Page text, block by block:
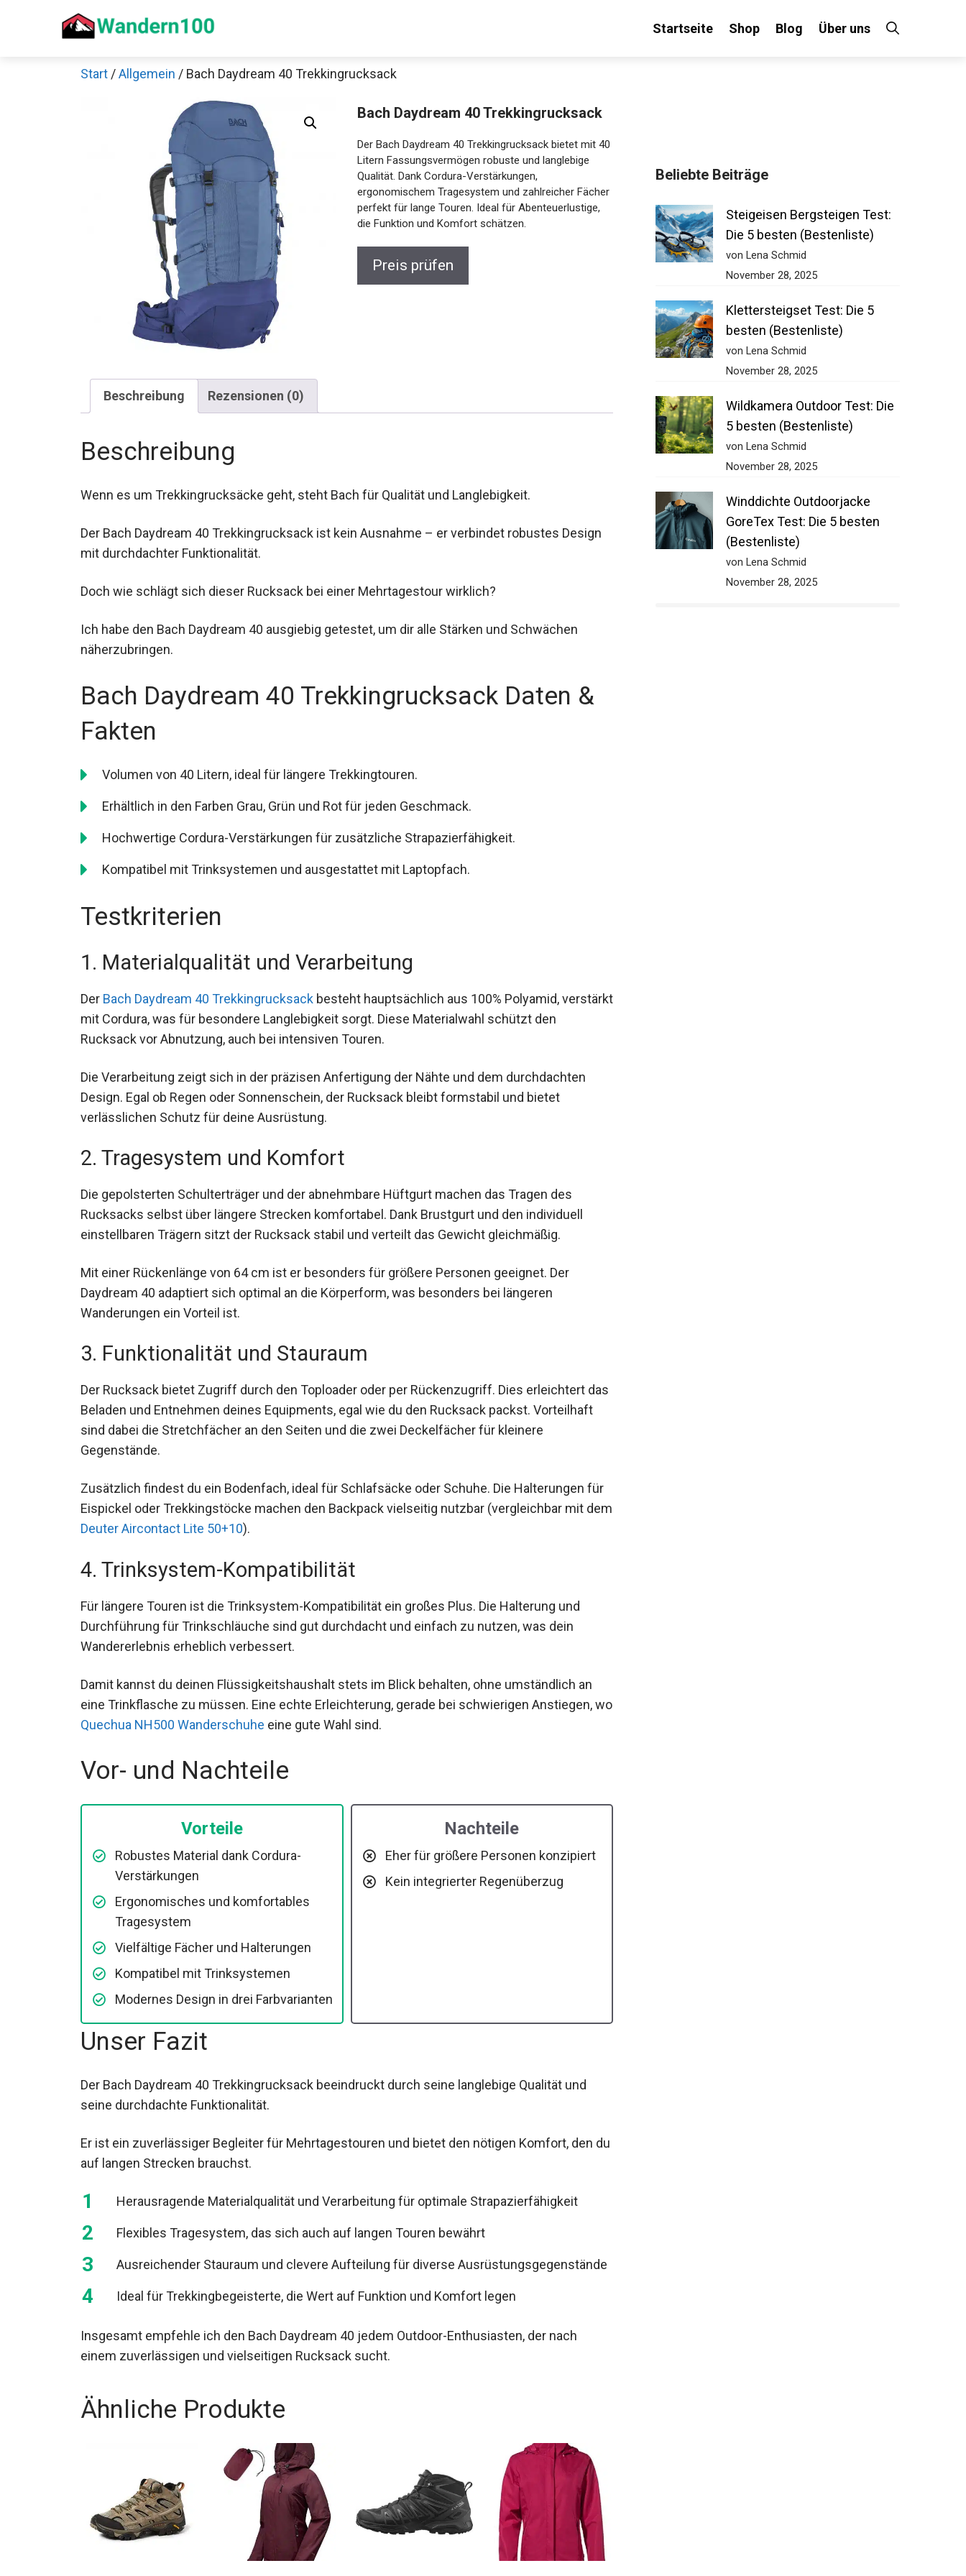
Startseite Shop Blog Über uns
Start /Allgemein / Bach Daydream 40 Trekkingrucksack
Bach Daydream 40 Trekkingrucksack
Der Bach Daydream 40 Trekkingrucksack bietet mit
40 Litern Fassungsvermögen robuste und langlebige
Qualität. Dank Cordura-Verstärkungen,
ergonomischem Tragesystem und zahlreicher
Fächer perfekt für lange Touren. Ideal für
Abenteuerlustige, die Funktion und Komfort
Preis prüfen
Beschreibung Rezensionen (0)
Beschreibung
Wenn es um Trekkingrucksäcke geht, steht Bach für Qualität und Langlebigkeit.
Der Bach Daydream 40 Trekkingrucksack ist kein Ausnahme – er verbindet robustes Design
mit durchdachter Funktionalität.
Doch wie schlägt sich dieser Rucksack bei einer Mehrtagestour wirklich?
Ich habe den Bach Daydream 40 ausgiebig getestet, um dir alle Stärken und Schwächen
näherzubringen.
Bach Daydream 40 Trekkingrucksack Daten &
Fakten
Volumen von 40 Litern, ideal für längere Trekkingtouren.
Erhältlich in den Farben Grau, Grün und Rot für jeden Geschmack.
Hochwertige Cordura-Verstärkungen für zusätzliche Strapazierfähigkeit.
Kompatibel mit Trinksystemen und ausgestattet mit Laptopfach.
Testkriterien
1. Materialqualität und Verarbeitung
Der Bach Daydream 40 Trekkingrucksack besteht hauptsächlich aus 100% Polyamid,
verstärkt mit Cordura, was für besondere Langlebigkeit sorgt. Diese Materialwahl schützt
den Rucksack vor Abnutzung, auch bei intensiven Touren.
Die Verarbeitung zeigt sich in der präzisen Anfertigung der Nähte und dem durchdachten
Design. Egal ob Regen oder Sonnenschein, der Rucksack bleibt formstabil und bietet
verlässlichen Schutz für deine Ausrüstung.
2. Tragesystem und Komfort
Die gepolsterten Schulterträger und der abnehmbare Hüftgurt machen das Tragen des
Rucksacks selbst über längere Strecken komfortabel. Dank Brustgurt und den individuell
einstellbaren Trägern sitzt der Rucksack stabil und verteilt das Gewicht gleichmäßig.
Mit einer Rückenlänge von 64 cm ist er besonders für größere Personen geeignet. Der
Daydream 40 adaptiert sich optimal an die Körperform, was besonders bei längeren
Wanderungen ein Vorteil ist.
3. Funktionalität und Stauraum
Der Rucksack bietet Zugriff durch den Toploader oder per Rückenzugriff. Dies erleichtert
das Beladen und Entnehmen deines Equipments, egal wie du den Rucksack packst.
Vorteilhaft sind dabei die Stretchfächer an den Seiten und die zwei Deckelfächer für
kleinere Gegenstände.
Zusätzlich findest du ein Bodenfach, ideal für Schlafsäcke oder Schuhe. Die Halterungen für
Eispickel oder Trekkingstöcke machen den Backpack vielseitig nutzbar (vergleichbar mit
demDeuter Aircontact Lite 50+10
4. Trinksystem-Kompatibilität
Für längere Touren ist die Trinksystem-Kompatibilität ein großes Plus. Die Halterung und
Durchführung für Trinkschläuche sind gut durchdacht und einfach zu nutzen, was dein
Wandererlebnis erheblich verbessert.
Damit kannst du deinen Flüssigkeitshaushalt stets im Blick behalten, ohne umständlich an
eine Trinkflasche zu müssen. Eine echte Erleichterung, gerade bei schwierigen Anstiegen,
woQuechua NH500 Wanderschuheeine gute Wahl sind.
Vor- und Nachteile
Vorteile
Robustes Material dank Cordura-
Verstärkungen
Ergonomisches und komfortables
Tragesystem
Vielfältige Fächer und Halterungen
Kompatibel mit Trinksystemen
Modernes Design in drei
Nachteile
Eher für größere Personen konzipiert
Kein integrierter Regenüberzug
Unser Fazit
Der Bach Daydream 40 Trekkingrucksack beeindruckt durch seine langlebige Qualität und
Er ist ein zuverlässiger Begleiter für Mehrtagestouren und bietet den nötigen Komfort, den
Ausrüstungsgegenstände
Ideal für Trekkingbegeisterte, die Wert auf Funktion und Komfort legen
einem zuverlässigen und vielseitigen Rucksack sucht.
Ähnliche Produkte
Beliebte Beiträge
Steigeisen Bergsteigen Test:
Die 5 besten (Bestenliste)
von Lena Schmid
November 28, 2025
Klettersteigset Test: Die 5
besten (Bestenliste)
von Lena Schmid
November 28, 2025
Wildkamera Outdoor Test: Die
5 besten (Bestenliste)
von Lena Schmid
November 28, 2025
Winddichte Outdoorjacke
GoreTex Test: Die 5 besten
(Bestenliste)
von Lena Schmid
November 28, 2025
Decathlon Sale
Schaue dir jetzt die meistverkauften Produkte im Sale bei Decathlon an!
Jetzt anschauen